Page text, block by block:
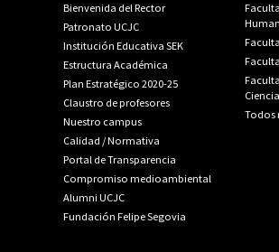
Bienvenida del Rector
Patronato UCJC
Institución Educativa SEK
Estructura Académica
Plan Estratégico 2020-25
Claustro de profesores
Nuestro campus
Calidad /Normativa
Portal de Transparencia
Compromiso medioambiental
Alumni UCJC
Fundación Felipe Segovia
Ciencia
Todos